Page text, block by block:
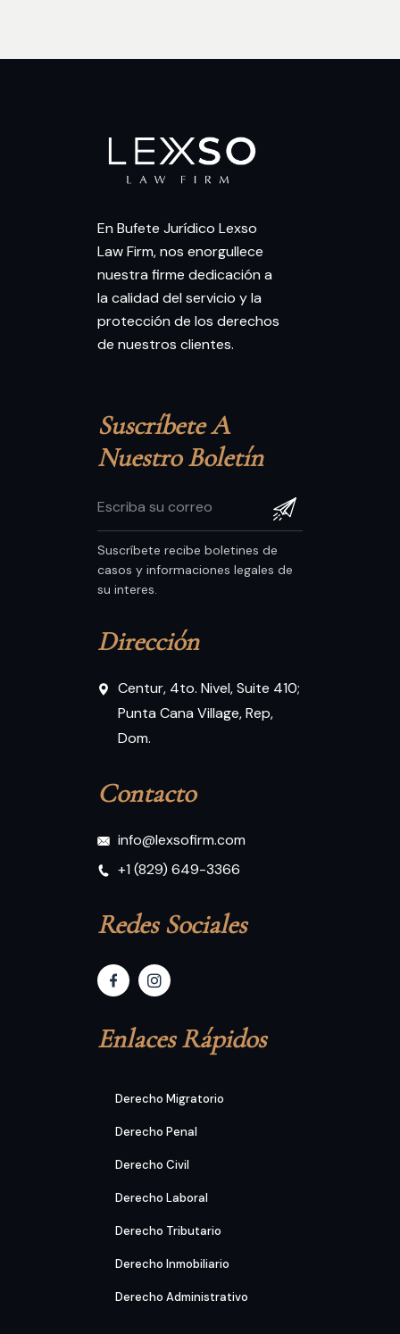
En Bufete Jurídico Lexso
Law Firm, nos enorgullece
nuestra firme dedicación a
la calidad del servicio y la
protección de los derechos
de nuestros clientes.
Suscríbete A
Nuestro Boletín
Suscríbete recibe boletines de
casos y informaciones legales de
su interes.
Dirección
Centur, 4to. Nivel, Suite 410;
Punta Cana Village, Rep,
Dom.
Contacto
info@lexsofirm.com
+1 (829) 649-3366
Redes Sociales
Enlaces Rápidos
Derecho Migratorio
Derecho Penal
Derecho Civil
Derecho Laboral
Derecho Tributario
Derecho Inmobiliario
Derecho Administrativo